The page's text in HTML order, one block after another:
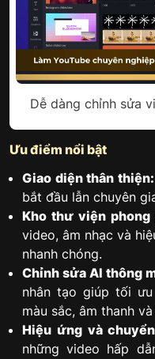
Dễ dàng chỉnh sửa
Ưu điểm nổi bật
Giao diện thân thiện:
bắt đầu lẫn chuyên
Kho thư viện phong
video, âm nhạc và
nhanh chóng.
Chỉnh sửa AI thông
nhân tạo giúp tối
màu sắc, âm thanh
Hiệu ứng và
những video hấp